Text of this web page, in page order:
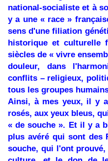
national-socialiste et à
y a une « race »
sens d'une filiation
historique et culturelle
siècles de « vivre
douleur, dans
conflits – religieux,
tous les groupes
Ainsi, à mes yeux, il y
rosés, aux yeux bleus,
« de souche ». Et il y a
plus avéré qui sont des
souche, qui l'ont